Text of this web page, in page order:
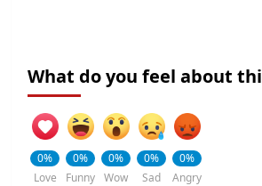
What do you feel about
0%
Love
0%
Funny
0%
Wow
0%
Sad
0%
Angry